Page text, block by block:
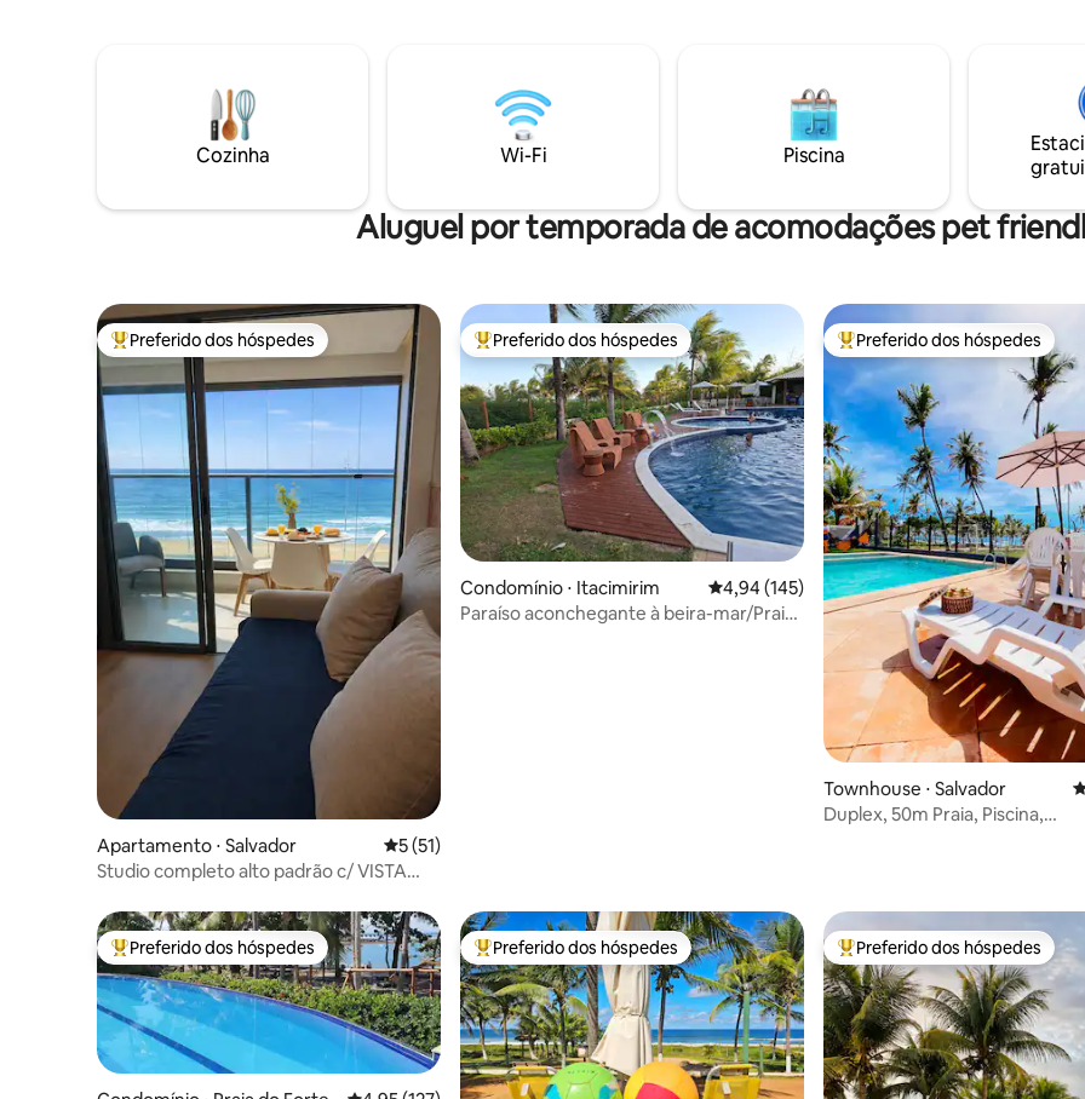
equipada, sala com TV, 01 varanda
pequena com vista para o mar e para
piscina, 02 quartos (sendo 01 suíte de
casal e 01 quarto de solteiro com 02
um mezanino. O apartamento fica no
primeiro andar e os quartos tem vista
uma van executiva que leva e trás até a
vila, nos finais de semana até a meia
noite. Esperamos vocês
lagoa, c/ um por do sol perfeito!
Praia do Forte. Paraíso na terra!
Cozinha Wi-Fi Piscina
Aluguel por temporada de acomodações pet
Entre os melhores preferidos dos hóspedes
Preferido dos hóspedes
Apartamento ⋅ Salvador 5 de uma avaliação média de 5, 51 avaliações
5 (51)
Studio completo alto padrão c/ VISTA
Entre os melhores preferidos dos hóspedes
Preferido dos hóspedes
Condomínio ⋅ Itacimirim 4,94 de uma avaliação média de 5, 145
4,94 (145)
Paraíso aconchegante à beira-mar/Praia
Entre os melhores preferidos
Preferido dos hóspedes
Townhouse ⋅ Salvador
Duplex, 50m Praia, Piscina,
Entre os melhores preferidos dos hóspedes
Preferido dos hóspedes Entre os melhores preferidos dos hóspedes
Preferido dos hóspedes Entre os melhores preferidos
Preferido dos hóspedes